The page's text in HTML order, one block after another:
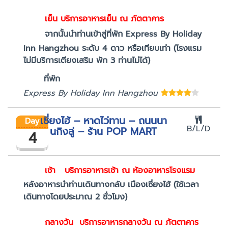
เย็น บริการอาหารเย็น ณ ภัตตาคาร
จากนั้นนำท่านเข้าสู่ที่พัก Express By Holiday
Inn Hangzhou ระดับ 4 ดาว หรือเทียบเท่า (โรงแรม
ไม่มีบริการเตียงเสริม พัก 3 ท่านไม่ได้)
ที่พัก
Express By Holiday Inn Hangzhou
Day
4
เซี่ยงไฮ้ – หาดไว่ทาน – ถนนนา
นกิงลู่ – ร้าน POP MART B/L/D
เช้า
บริการอาหารเช้า ณ ห้องอาหารโรงแรม
หลังอาหารนำท่านเดินทางกลับ เมืองเซี่ยงไฮ้ (ใช้เวลา
เดินทางโดยประมาณ 2 ชั่วโมง)
กลางวัน บริการอาหารกลางวัน ณ ภัตตาคาร